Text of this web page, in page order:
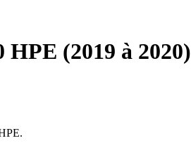
(2019 à 2020)